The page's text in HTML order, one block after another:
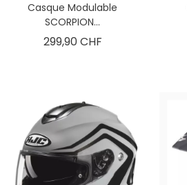
Casque Modulable
SCORPION...
299,90 CHFPrix